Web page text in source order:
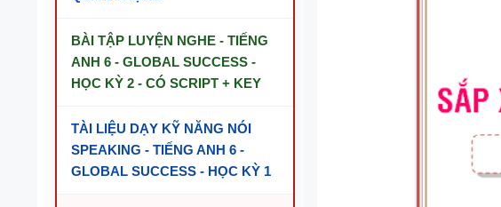
BÀI TẬP LUYỆN NGHE - TIẾNG
ANH 6 - GLOBAL SUCCESS -
HỌC KỲ 2 - CÓ SCRIPT + KEY
TÀI LIỆU DẠY KỸ NĂNG NÓI
SPEAKING - TIẾNG ANH 6 -
GLOBAL SUCCESS - HỌC KỲ 1